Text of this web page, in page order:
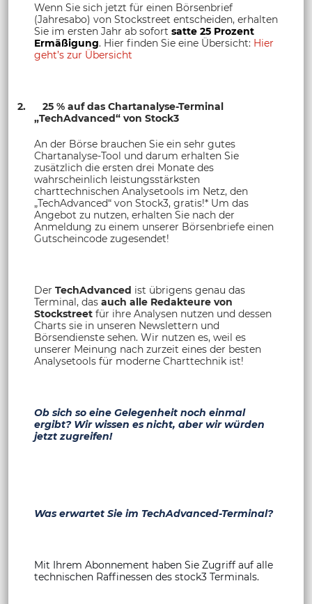
Wenn Sie sich jetzt für einen Börsenbrief
(Jahresabo) von Stockstreet entscheiden, erhalten
Sie im ersten Jahr ab sofort satte 25 Prozent
Ermäßigung. Hier finden Sie eine Übersicht: Hier
geht’s zur Übersicht
2. 25 % auf das Chartanalyse-Terminal
„TechAdvanced“ von Stock3
An der Börse brauchen Sie ein sehr gutes
Chartanalyse-Tool und darum erhalten Sie
zusätzlich die ersten drei Monate des
wahrscheinlich leistungsstärksten
charttechnischen Analysetools im Netz, den
„TechAdvanced“ von Stock3, gratis!* Um das
Angebot zu nutzen, erhalten Sie nach der
Anmeldung zu einem unserer Börsenbriefe einen
Gutscheincode zugesendet!
Der TechAdvanced ist übrigens genau das
Terminal, das auch alle Redakteure von
Stockstreet für ihre Analysen nutzen und dessen
Charts sie in unseren Newslettern und
Börsendienste sehen. Wir nutzen es, weil es
unserer Meinung nach zurzeit eines der besten
Analysetools für moderne Charttechnik ist!
Ob sich so eine Gelegenheit noch einmal
ergibt? Wir wissen es nicht, aber wir würden
jetzt zugreifen!
Was erwartet Sie im TechAdvanced-Terminal?
Mit Ihrem Abonnement haben Sie Zugriff auf alle
technischen Raffinessen des stock3 Terminals.